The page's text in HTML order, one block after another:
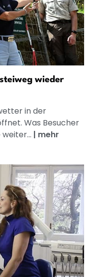
wieder
in der
Was Besucher
| mehr